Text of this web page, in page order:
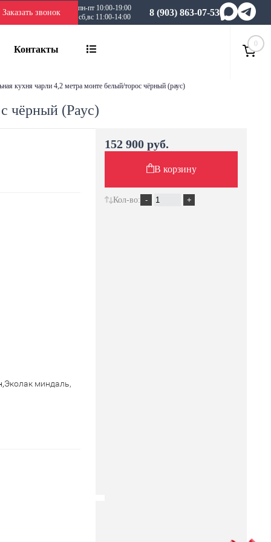
Заказать звонок
пн-пт 10:00-19:00
сб,вс 11:00-14:00
8 (903) 863-07-53
Контакты
0
кухня чарли 4,2 метра монте белый/торос чёрный (раус)
чёрный (Раус)
Эколак миндаль,
152 900 руб.
В корзину
Кол-во: